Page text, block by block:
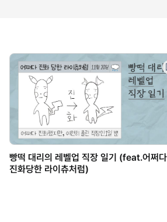
빵떡 대리의 레벨업 직장 일기 (feat.어쩌다
진화당한 라이츄처럼)